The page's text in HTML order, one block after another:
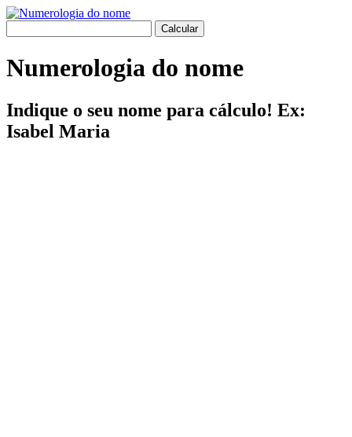
Numerologia do nome
Indique o seu nome para cálculo! Ex:
Isabel Maria